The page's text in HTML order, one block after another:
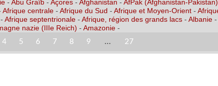
- Abu Graïb- Açores- Afghanistan - AfPak (Afghanistan-Pakistan)
Afrique centrale - Afrique du Sud - Afrique et Moyen-Orient -
- Afrique septentrionale - Afrique, région des grands lacs- Albanie -
nazie (IIIe Reich) - Amazonie-
4 5 6 7 8 9 … 27